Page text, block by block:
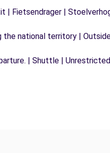
| Fietsendrager |
the national territory |
| Shuttle |